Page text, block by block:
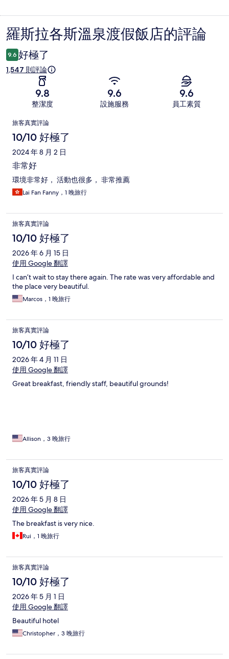
評
論
羅斯拉各斯溫泉渡假飯店的評論
9.6 好極了
1,547 則評論
9.8
整潔度
9.6
設施服務
9.6
員工素質
評
論
旅客真實評論
10/10 好極了
2024 年 8 月 2 日
非常好
環境非常好， 活動也很多， 非常推薦
Lai Fan Fanny，1 晚旅行
旅客真實評論
10/10 好極了
2026 年 6 月 15 日
使用 Google 翻譯
I can’t wait to stay there again. The rate was very affordable and
the place very beautiful.
Marcos，1 晚旅行
旅客真實評論
10/10 好極了
2026 年 4 月 11 日
使用 Google 翻譯
Great breakfast, friendly staff, beautiful grounds!
Allison，3 晚旅行
旅客真實評論
10/10 好極了
2026 年 5 月 8 日
使用 Google 翻譯
The breakfast is very nice.
Rui，1 晚旅行
旅客真實評論
10/10 好極了
2026 年 5 月 1 日
使用 Google 翻譯
Beautiful hotel
Christopher，3 晚旅行